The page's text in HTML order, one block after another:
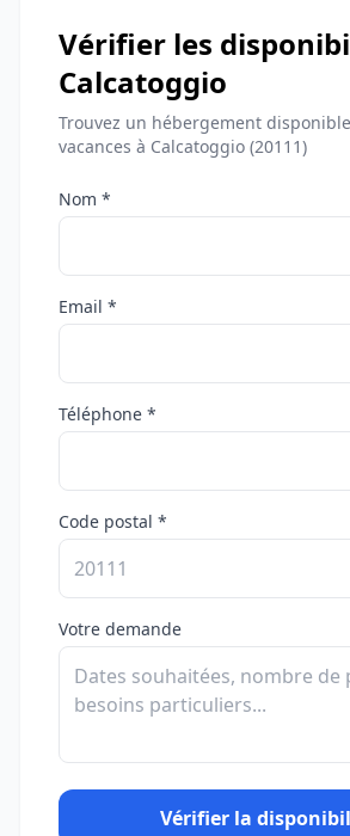
Vérifier les
Calcatoggio
Trouvez un hébergement
vacances à Calcatoggio (20111)
Nom *
Email *
Téléphone *
Code postal *
Votre demande
Vérifier la